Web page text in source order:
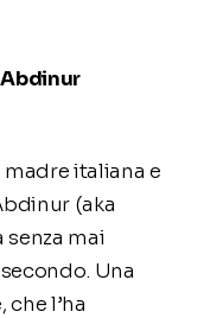
madre italiana e
(aka
senza mai
Una
che l’ha